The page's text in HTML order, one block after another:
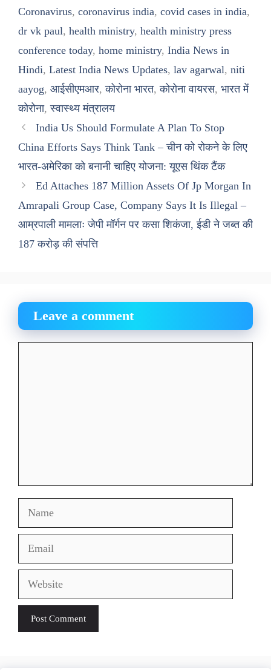
Coronavirus, coronavirus india, covid cases in india,
dr vk paul, health ministry, health ministry press
conference today, home ministry, India News in
Hindi, Latest India News Updates, lav agarwal, niti
aayog, आईसीएमआर,कोरोना भारत,कोरोना वायरस, भारत में
कोरोना,स्वास्थ्य मंत्रालय
India Us Should Formulate A Plan To Stop
China Efforts Says Think Tank – चीन को रोकने के लिए
भारत-अमेरिका को बनानी चाहिए योजना: यूएस थिंक टैंक
Ed Attaches 187 Million Assets Of Jp Morgan In
Amrapali Group Case, Company Says It Is Illegal –
आम्रपाली मामलाः जेपी मॉर्गन पर कसा शिकंजा, ईडी ने जब्त की
187 करोड़ की संपत्ति
Leave a comment
Name
Email
Website